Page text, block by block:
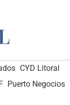
CYD Litoral
Puerto Negocios